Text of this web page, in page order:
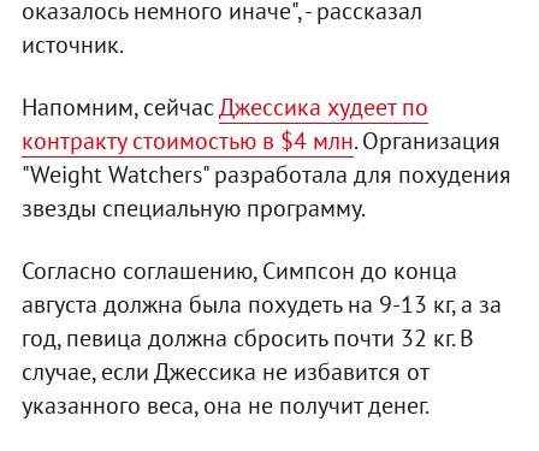
оказалось немного иначе", - рассказал
источник.
Напомним, сейчасДжессика худеет по
контракту стоимостью в $4 млн. Организация
"Weight Watchers" разработала для похудения
звезды специальную программу.
Согласно соглашению, Симпсон до конца
августа должна была похудеть на 9-13 кг, а за
год, певица должна сбросить почти 32 кг. В
случае, если Джессика не избавится от
указанного веса, она не получит денег.